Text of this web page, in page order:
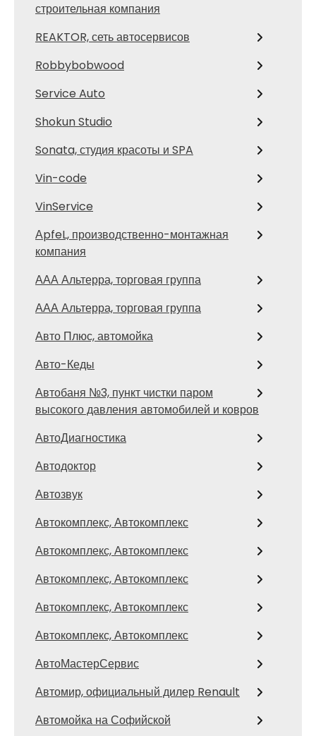
строительная компания
REAKTOR, сеть автосервисов
Robbybobwood
Service Auto
Shokun Studio
Sonata, студия красоты и SPA
Vin-code
VinService
АpfeL, производственно-монтажная
компания
ААА Альтерра, торговая группа
ААА Альтерра, торговая группа
Авто Плюс, автомойка
Авто-Кеды
Автобаня №3, пункт чистки паром
высокого давления автомобилей и ковров
АвтоДиагностика
Автодоктор
Автозвук
Автокомплекс, Автокомплекс
Автокомплекс, Автокомплекс
Автокомплекс, Автокомплекс
Автокомплекс, Автокомплекс
Автокомплекс, Автокомплекс
АвтоМастерСервис
Автомир, официальный дилер Renault
Автомойка на Софийской